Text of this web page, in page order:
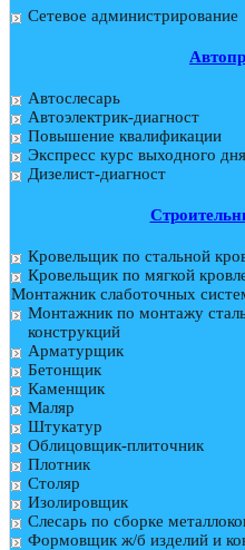
Сетевое администрирование
Автослесарь
Автоэлектрик-диагност
Повышение квалификации
Экспресс курс выходного
Дизелист-диагност
Кровельщик по стальной
Кровельщик по мягкой
Монтажник слаботочных
Монтажник по монтажу
конструкций
Арматурщик
Бетонщик
Каменщик
Маляр
Штукатур
Облицовщик-плиточник
Плотник
Столяр
Изолировщик
Слесарь по сборке
Формовщик ж/б изделий и